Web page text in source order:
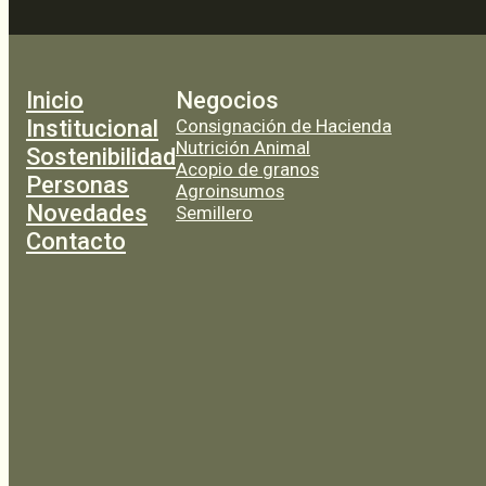
Inicio
Institucional
Sostenibilidad
Personas
Novedades
Contacto
Negocios
Consignación de Hacienda
Nutrición Animal
Acopio de granos
Agroinsumos
Semillero